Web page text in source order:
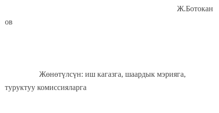
Ж.Ботокан
ов
Жөнөтүлсүн: иш кагазга, шаардык мэрияга,
туруктуу комиссияларга